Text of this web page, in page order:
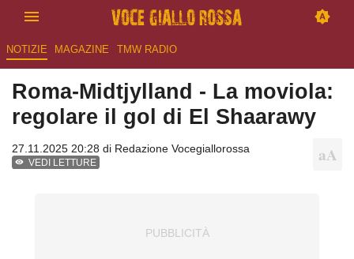
NOTIZIE MAGAZINE TMW RADIO
Roma-Midtjylland - La moviola:
regolare il gol di El Shaarawy
27.11.2025 20:28 di Redazione Vocegiallorossa
VEDI LETTURE